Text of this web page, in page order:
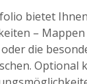
bietet
–
die
Optional